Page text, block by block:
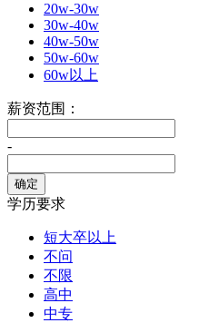
20w-30w
30w-40w
40w-50w
50w-60w
60w以上
薪资范围：
-
学历要求
短大卒以上
不问
不限
高中
中专